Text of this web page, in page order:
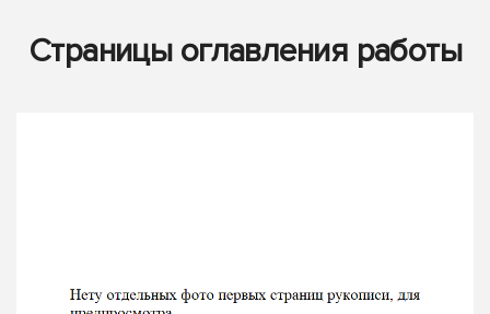
Страницы оглавления работы